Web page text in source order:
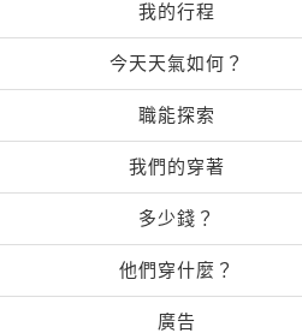
我的行程
今天天氣如何？
職能探索
我們的穿著
多少錢？
他們穿什麼？
廣告